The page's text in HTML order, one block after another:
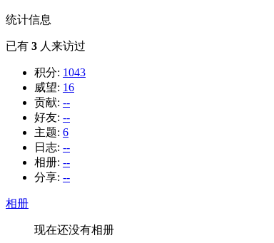
统计信息
已有 3 人来访过
积分: 1043
威望: 16
贡献: --
好友: --
主题: 6
日志: --
相册: --
分享: --
相册
现在还没有相册